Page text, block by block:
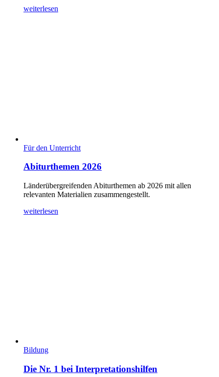
weiterlesen
Für den Unterricht
Abiturthemen 2026
Länderübergreifenden Abiturthemen ab 2026 mit allen
relevanten Materialien zusammengestellt.
weiterlesen
Bildung
Die Nr. 1 bei Interpretationshilfen